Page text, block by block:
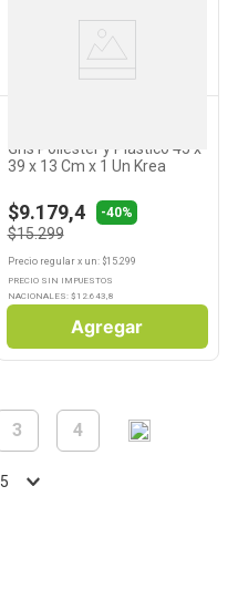
Ver
Producto
Gris Poliéster y Plástico 45 x
39 x 13 Cm x 1 Un Krea
$9.179,4 -40%
$15.299
Precio regularx un: $15.299
PRECIO SIN IMPUESTOS
NACIONALES: $ 12.643,8
Agregar
3 4
5